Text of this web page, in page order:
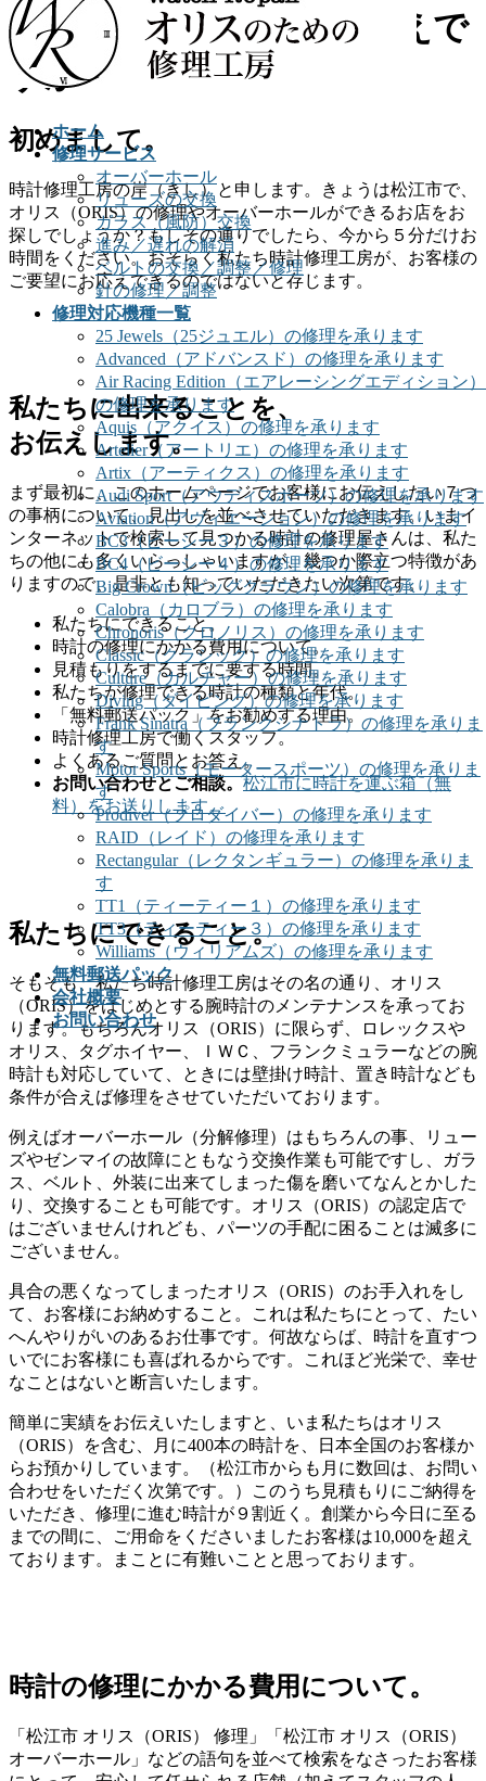
ホーム
修理サービス
オーバーホール
リューズの交換
ガラス（風防）交換
進み／遅れの解消
ベルトの交換／調整／修理
針の修理／調整
修理対応機種一覧
25 Jewels（25ジュエル）の修理を承ります
Advanced（アドバンスド）の修理を承ります
Air Racing Edition（エアレーシングエディション）
の修理を承ります
Aquis（アクイス）の修理を承ります
Artelier（アートリエ）の修理を承ります
Artix（アーティクス）の修理を承ります
Audi Sport（アウディスポーツ）の修理を承ります
Aviation（アヴィエーション）の修理を承ります
BC3（ビーシー３）の修理を承ります
BC4（ビーシー４）の修理を承ります
Big Crown（ビッグクラウン）の修理を承ります
Calobra（カロブラ）の修理を承ります
Chronoris（クロノリス）の修理を承ります
Classic（クラシック）の修理を承ります
Culture（カルチャー）の修理を承ります
Diving（ダイビング）の修理を承ります
Frank Sinatra（フランクシナトラ）の修理を承りま
す
Motor Sports（モータースポーツ）の修理を承りま
す
Prodiver（プロダイバー）の修理を承ります
RAID（レイド）の修理を承ります
Rectangular（レクタンギュラー）の修理を承りま
す
TT1（ティーティー１）の修理を承ります
TT3（ティーティー３）の修理を承ります
Williams（ウィリアムズ）の修理を承ります
無料郵送パック
会社概要
お問い合わせ
オリスの時計修理をお考えで
すか？
初めまして。
時計修理工房の岸（きし）と申します。きょうは松江市で、
オリス（ORIS）の修理やオーバーホールができるお店をお
探しでしょうか？もしその通りでしたら、今から５分だけお
時間をください。おそらく私たち時計修理工房が、お客様の
ご要望にお応えできるのではないと存じます。
私たちに出来ることを、
お伝えします。
まず最初に、このホームページでお客様にお伝えしたい７つ
の事柄について、見出しを並べさせていただきます。いまイ
ンターネットで検索して見つかる時計の修理屋さんは、私た
ちの他にも多くいらっしゃいますが、幾つか際立つ特徴があ
りますので、是非とも知っていただきたい次第です。
私たちにできること。
時計の修理にかかる費用について。
見積もりをするまでに要する時間。
私たちが修理できる時計の種類と年代。
「無料郵送パック」をお勧めする理由。
時計修理工房で働くスタッフ。
よくあるご質問とお答え。
お問い合わせとご相談。松江市に時計を運ぶ箱（無
料）をお送りします。
私たちにできること。
そもそも、私たち時計修理工房はその名の通り、オリス
（ORIS）をはじめとする腕時計のメンテナンスを承ってお
ります。もちろんオリス（ORIS）に限らず、ロレックスや
オリス、タグホイヤー、ＩＷＣ、フランクミュラーなどの腕
時計も対応していて、ときには壁掛け時計、置き時計なども
条件が合えば修理をさせていただいております。
例えばオーバーホール（分解修理）はもちろんの事、リュー
ズやゼンマイの故障にともなう交換作業も可能ですし、ガラ
ス、ベルト、外装に出来てしまった傷を磨いてなんとかした
り、交換することも可能です。オリス（ORIS）の認定店で
はございませんけれども、パーツの手配に困ることは滅多に
ございません。
具合の悪くなってしまったオリス（ORIS）のお手入れをし
て、お客様にお納めすること。これは私たちにとって、たい
へんやりがいのあるお仕事です。何故ならば、時計を直すつ
いでにお客様にも喜ばれるからです。これほど光栄で、幸せ
なことはないと断言いたします。
簡単に実績をお伝えいたしますと、いま私たちはオリス
（ORIS）を含む、月に400本の時計を、日本全国のお客様か
らお預かりしています。（松江市からも月に数回は、お問い
合わせをいただく次第です。）このうち見積もりにご納得を
いただき、修理に進む時計が９割近く。創業から今日に至る
までの間に、ご用命をくださいましたお客様は10,000を超え
ております。まことに有難いことと思っております。
時計の修理にかかる費用について。
「松江市 オリス（ORIS） 修理」「松江市 オリス（ORIS）
オーバーホール」などの語句を並べて検索をなさったお客様